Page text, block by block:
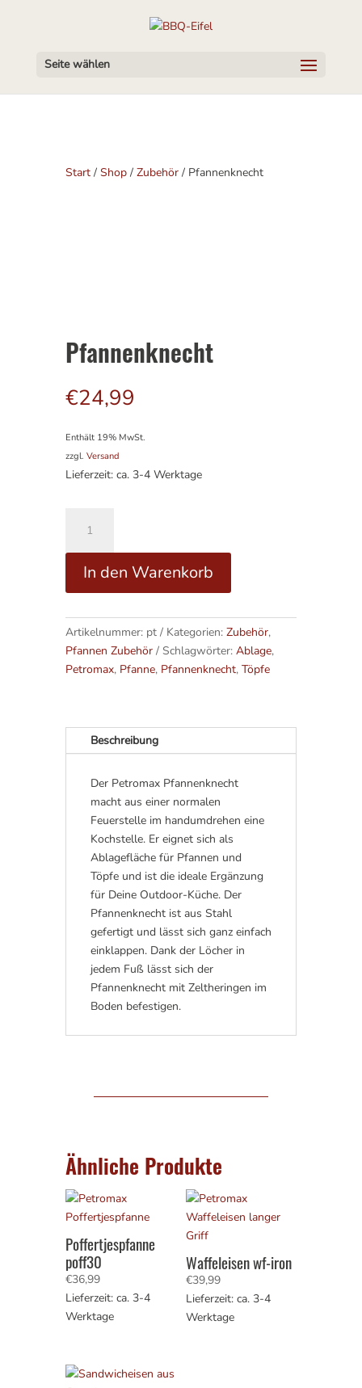
Seite wählen
Start/ Shop/ Zubehör/ Pfannenknecht
Pfannenknecht
€24,99
Enthält 19% MwSt.
zzgl. Versand
Lieferzeit: ca. 3-4 Werktage
Menge
In den Warenkorb
e
r
n
a
v
Artikelnummer: pt Kategorien: Zubehör,
Pfannen Zubehör
Schlagwörter: Ablage,
Petromax, Pfanne, Pfannenknecht, Töpfe
Beschreibung
Der Petromax Pfannenknecht
macht aus einer normalen
Feuerstelle im handumdrehen eine
Kochstelle. Er eignet sich als
Ablagefläche für Pfannen und
Töpfe und ist die ideale Ergänzung
für Deine Outdoor-Küche. Der
Pfannenknecht ist aus Stahl
gefertigt und lässt sich ganz einfach
einklappen. Dank der Löcher in
jedem Fuß lässt sich der
Pfannenknecht mit Zeltheringen im
Boden befestigen.
Ähnliche Produkte
Poffertjespfanne
poff30
€36,99
Lieferzeit: ca. 3-4
Werktage
Waffeleisen wf-iron
€39,99
Lieferzeit: ca. 3-4
Werktage